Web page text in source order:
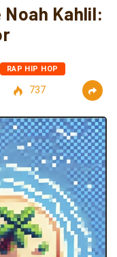
Noah Kahlil:
RAP HIP HOP
737